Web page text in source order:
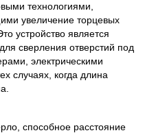
технологиями,
увеличение торцевых
устройство является
сверления отверстий под
электрическими
случаях, когда длина
способное расстояние